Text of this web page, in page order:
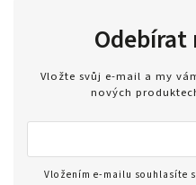
Vložte svůj e-mail a my
nových
Vložením e-mailu souhlasíte s